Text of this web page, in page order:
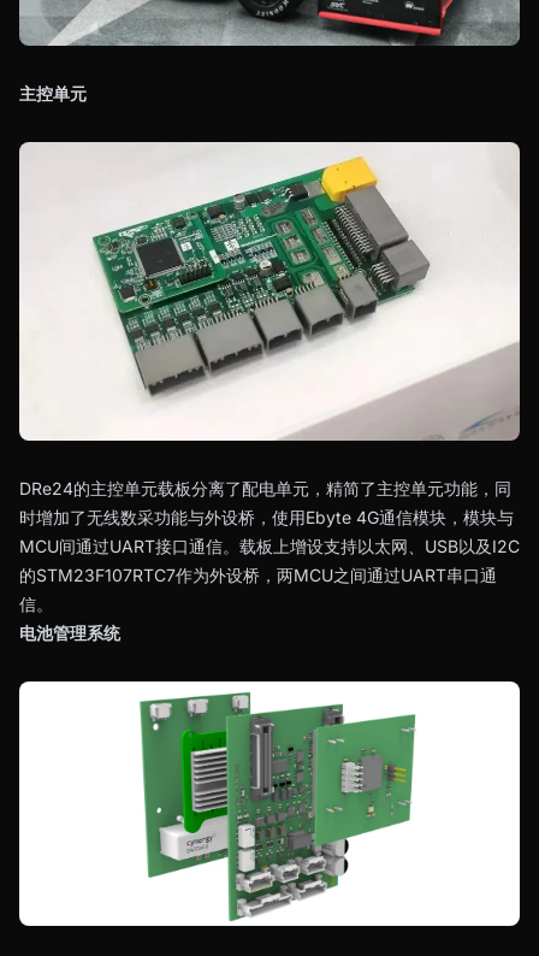
主控单元
DRe24的主控单元载板分离了配电单元，精简了主控单元功能，同
时增加了无线数采功能与外设桥，使用Ebyte 4G通信模块，模块与
MCU间通过UART接口通信。载板上增设支持以太网、USB以及I2C
的STM23F107RTC7作为外设桥，两MCU之间通过UART串口通
信。
电池管理系统